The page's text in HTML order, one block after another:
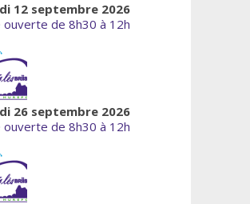
12 septembre 2026
ouverte de 8h30 à 12h
26 septembre 2026
ouverte de 8h30 à 12h